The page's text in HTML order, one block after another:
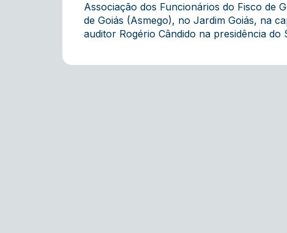
Associação dos Funcionários do Fisco de
de Goiás (Asmego), no Jardim Goiás, na
auditor Rogério Cândido na presidência do